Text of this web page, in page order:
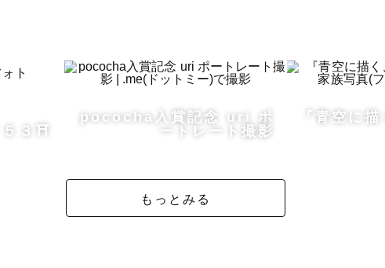
目線を求めるのではなく、
込んだ自然な姿を大切にしています。
しんでいただくことを何より大切にしています。
５３⛩️
pococha入賞記念 uri ポ
ートレート撮影
『青空に
もっとみる